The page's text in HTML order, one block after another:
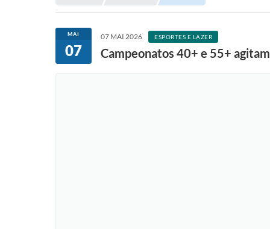
MAI
07
07 MAI 2026 ESPORTES E LAZER
Campeonatos 40+ e 55+